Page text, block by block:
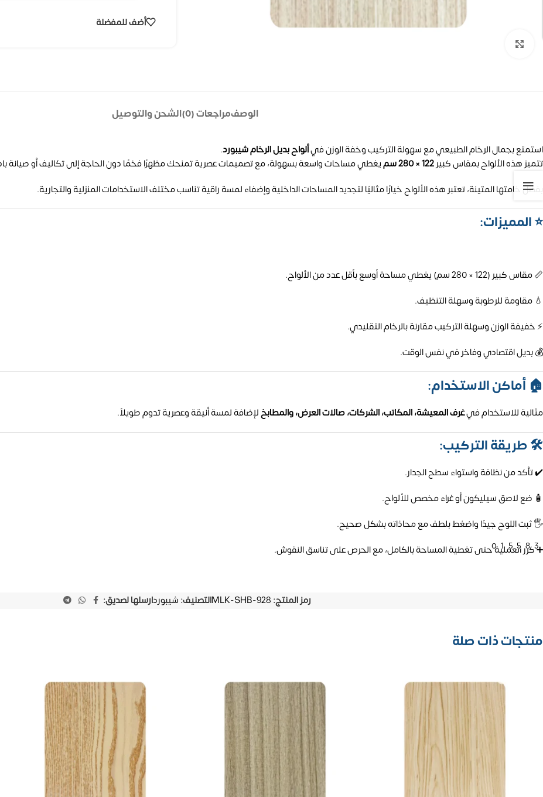
أضف للمفضلة
الوصفمراجعات (0) الشحن والتوصيل
استمتع بجمال الرخام الطبيعي مع سهولة التركيب وخفة الوزن فيألواح بديل الرخام شيبورد.
تتميز هذه الألواح بمقاس كبير122 × 280 سم
يغطي مساحات واسعة بسهولة، مع تصميمات عصرية تمنحك مظهرًا فخمًا دون الحاجة إلى تكاليف أو صيانة
بفضل خامتها المتينة، تعتبر هذه الألواح خيارًا مثاليًا لتجديد المساحات الداخلية وإضفاء لمسة راقية تناسب مختلف الاستخدامات المنزلية والتجارية.
⭐ المميزات:
📏 مقاس كبير (122 × 280 سم) يغطي مساحة أوسع بأقل عدد من الألواح.
💧 مقاومة للرطوبة وسهلة التنظيف.
⚡ خفيفة الوزن وسهلة التركيب مقارنة بالرخام التقليدي.
💰 بديل اقتصادي وفاخر في نفس الوقت.
🏠 أماكن الاستخدام:
مثالية للاستخدام فيغرف المعيشة، المكاتب، الشركات، صالات العرض، والمطابخلإضافة لمسة أنيقة وعصرية تدوم طويلاً.
🛠️ طريقة التركيب:
✔️ تأكد من نظافة واستواء سطح الجدار.
🧴 ضع لاصق سيليكون أو غراء مخصص للألواح.
🖐️ ثبت اللوح جيدًا واضغط بلطف مع محاذاته بشكل صحيح.
➕ كرر العملية حتى تغطية المساحة بالكامل، مع الحرص على تناسق النقوش.
رمز المنتج: MLK-SHB-928التصنيف: شيبوردارسلها لصديق:
منتجات ذات صلة